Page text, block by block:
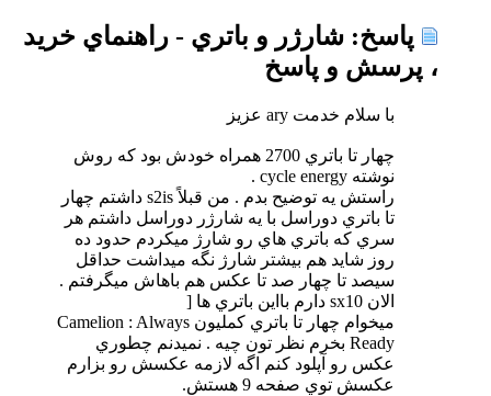
پاسخ: شارژر و باتري - راهنماي خريد
، پرسش و پاسخ
با سلام خدمت ary عزيز
چهار تا باتري 2700 همراه خودش بود كه روش
نوشته cycle energy .
راستش يه توضيح بدم . من قبلاً s2is داشتم چهار
تا باتري دوراسل با يه شارژر دوراسل داشتم هر
سري كه باتري هاي رو شارژ ميكردم حدود ده
روز شايد هم بيشتر شارژ نگه ميداشت حداقل
سيصد تا چهار صد تا عكس هم باهاش ميگرفتم .
الان sx10 دارم بااين باتري ها [
ميخوام چهار تا باتري كمليون Camelion : Always
Ready بخرم نظر تون چيه . نميدنم چطوري
عكس رو آپلود كنم اگه لازمه عكسش رو بزارم
عكسش توي صفحه 9 هستش.